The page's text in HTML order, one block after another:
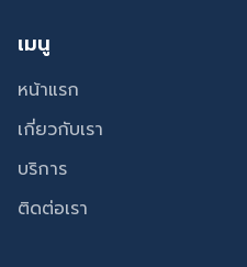
เมนู
หน้าแรก
เกี่ยวกับเรา
บริการ
ติดต่อเรา